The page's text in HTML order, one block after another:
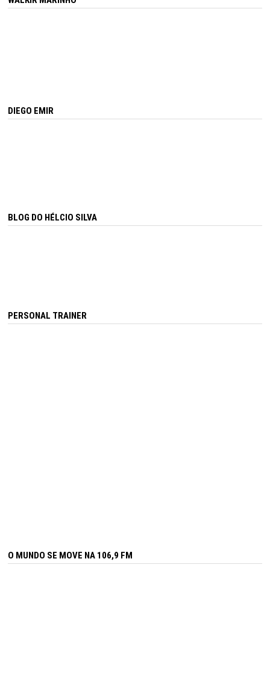
DIEGO EMIR
BLOG DO HÉLCIO SILVA
PERSONAL TRAINER
O MUNDO SE MOVE NA 106,9 FM